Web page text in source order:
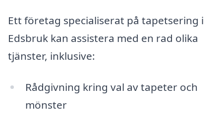
Ett företag specialiserat på tapetsering i
Edsbruk kan assistera med en rad olika
tjänster, inklusive:
Rådgivning kring val av tapeter och
mönster